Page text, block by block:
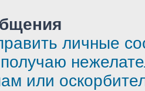
личные
или